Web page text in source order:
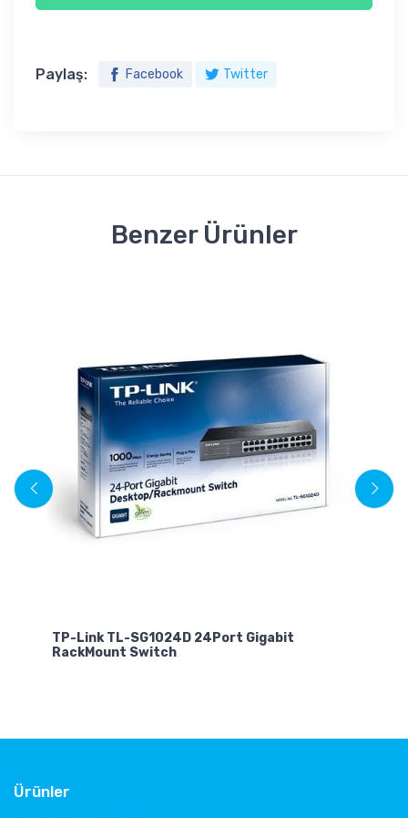
Paylaş: Facebook Twitter
Benzer Ürünler
TP-Link TL-SG1024D 24Port Gigabit
RackMount Switch
Ürünler